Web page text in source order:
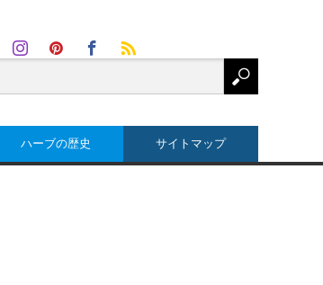
ハーブの歴史 サイトマップ
Twitter InstagramPinterestFacebook
RSS